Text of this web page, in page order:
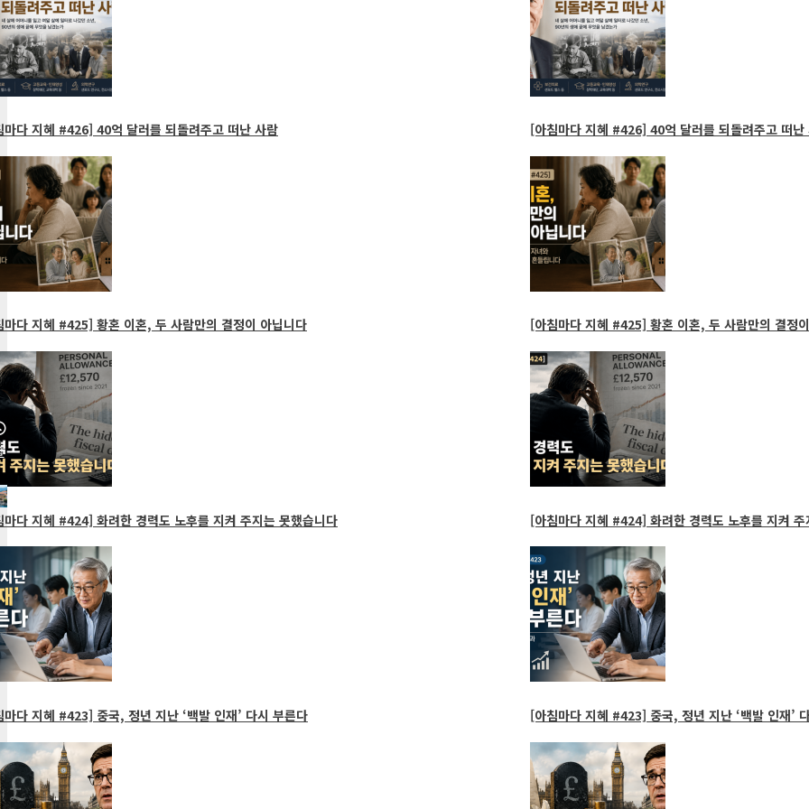
다 지혜 #426] 40억 달러를 되돌려주고 떠난 사람
다 지혜 #425] 황혼 이혼, 두 사람만의 결정이 아닙니다
다 지혜 #424] 화려한 경력도 노후를 지켜 주지는 못했습니다
다 지혜 #423] 중국, 정년 지난 ‘백발 인재’ 다시 부른다
[아침마다 지혜 #426] 40억 달러를 되돌려주고 떠난
[아침마다 지혜 #425] 황혼 이혼, 두 사람만의 결정이
[아침마다 지혜 #424] 화려한 경력도 노후를 지켜 주
[아침마다 지혜 #423] 중국, 정년 지난 ‘백발 인재’ 다